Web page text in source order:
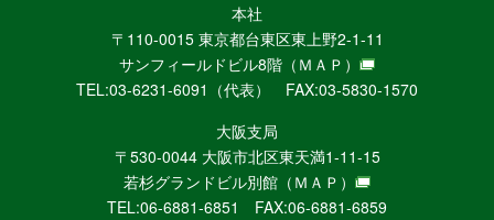
産
業
新
聞
社
ニ
ュ
ー
本社
〒110-0015 東京都台東区東上野2-1-11
サンフィールドビル8階 （ＭＡＰ）
TEL:03-6231-6091（代表） FAX:03-5830-1570
大阪支局
〒530-0044 大阪市北区東天満1-11-15
若杉グランドビル別館 （ＭＡＰ）
TEL:06-6881-6851 FAX:06-6881-6859